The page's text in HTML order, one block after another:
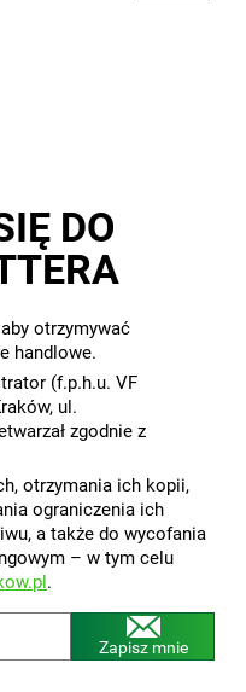
DO
otrzymywać
handlowe.
(f.p.h.u. VF
ul.
zgodnie z
otrzymania ich kopii,
ograniczenia ich
a także do wycofania
– w tym celu
.
Zapisz mnie